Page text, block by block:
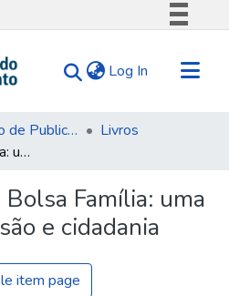
Comunica BR
Acesso à informação
Log In (current)
Navegar por Tipo de Publicação
Livros
Programa Bolsa Família: uma década de inclusão e cidadania
Bolsa Família: uma
e cidadania
item page